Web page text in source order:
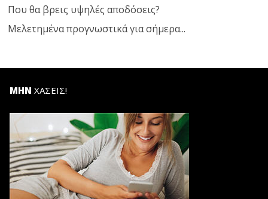
Που θα βρεις υψηλές αποδόσεις?
Μελετημένα προγνωστικά για σήμερα...
ΜΗΝ ΧΑΣΕΙΣ!